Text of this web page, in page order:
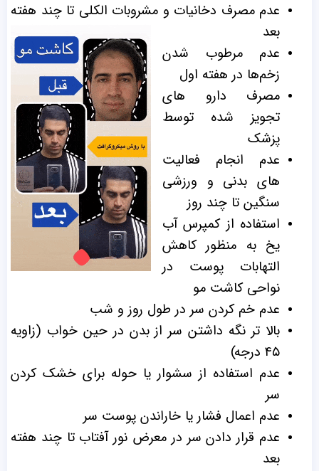
عدم مصرف دخانیات و مشروبات الکلی تا چند هفته
بعد
عدم مرطوب شدن
زخم‌ها در هفته اول
مصرف دارو های
تجویز شده توسط
پزشک
عدم انجام فعالیت‌
های بدنی و ورزشی
سنگین تا چند روز
استفاده از کمپرس آب
یخ به منظور کاهش
التهابات پوست در
نواحی کاشت مو
عدم خم کردن سر در طول روز و شب
بالا تر نگه داشتن سر از بدن در حین خواب (زاویه
۴۵ درجه)
عدم استفاده از سشوار یا حوله برای خشک کردن
سر
عدم اعمال فشار یا خاراندن پوست سر
عدم قرار دادن سر در معرض نور آفتاب تا چند هفته
بعد